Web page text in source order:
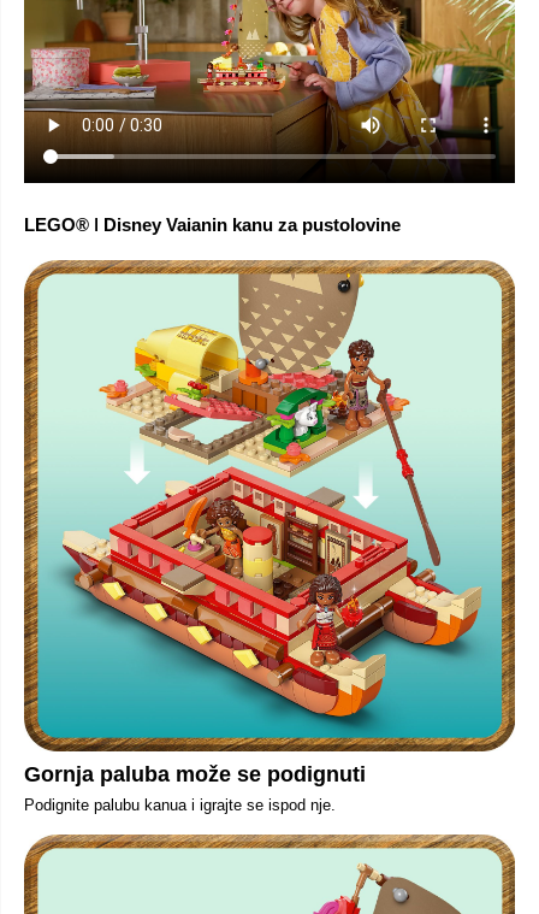
LEGO® ǀ Disney Vaianin kanu za pustolovine
Gornja paluba može se podignuti
Podignite palubu kanua i igrajte se ispod nje.